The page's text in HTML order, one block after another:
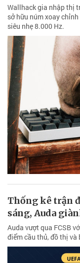
Wallhack gia nhập thị
sở hữu núm xoay
siêu nhẹ 8.000 Hz.
Thống kê trận
sáng, Auda
Auda vượt qua FCSB
điểm cầu thủ, đồ thị và